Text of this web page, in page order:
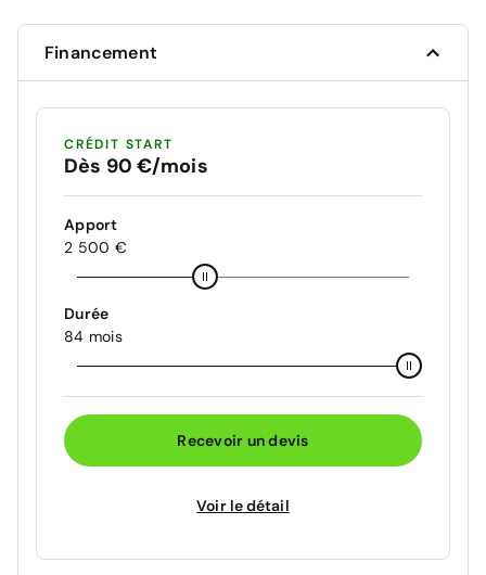
Financement
CRÉDIT START
Dès 90 €/mois
Apport
2 500 €
Durée
84 mois
Recevoir un devis
Voir le détail